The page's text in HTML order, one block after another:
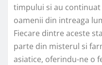
timpului si au continuat
oamenii din intreaga
Fiecare dintre aceste
parte din misterul si
asiatice, oferindu-ne o